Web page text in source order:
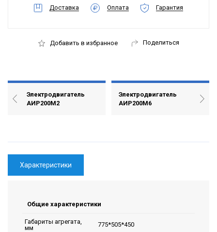
Доставка Оплата Гарантия
Добавить в избранное Поделиться
Электродвигатель
АИР200М2
Электродвигатель
АИР200М6
Характеристики
Общие характеристики
Габариты агрегата,
мм
775*505*450